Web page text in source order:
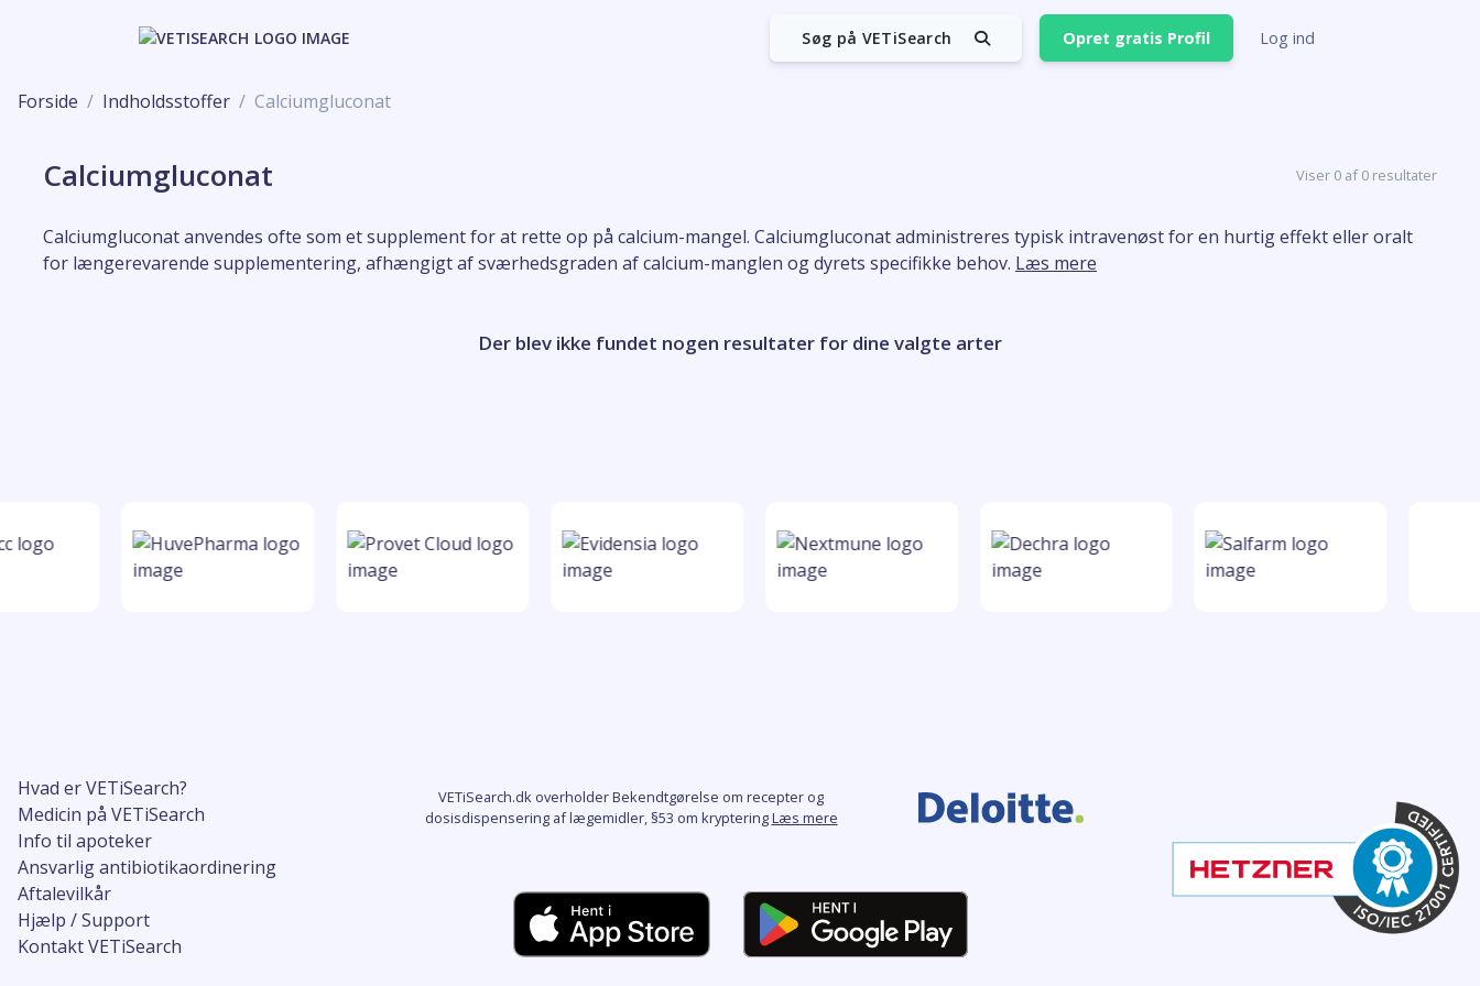
Søg på VETiSearch Opret gratis Profil Log ind
Forside Indholdsstoffer Calciumgluconat
Calciumgluconat Viser 0 af 0 resultater
Calciumgluconat anvendes ofte som et supplement for at rette op på calcium-mangel. Calciumgluconat administreres typisk intravenøst for en hurtig effekt eller oralt
for længerevarende supplementering, afhængigt af sværhedsgraden af calcium-manglen og dyrets specifikke behov. Læs mere
Der blev ikke fundet nogen resultater for dine valgte arter
Hvad er VETiSearch?
Medicin på VETiSearch
Info til apoteker
Ansvarlig antibiotikaordinering
Aftalevilkår
Hjælp / Support
Kontakt VETiSearch
VETiSearch.dk overholder Bekendtgørelse om recepter og
dosisdispensering af lægemidler, §53 om krypteringLæs mere